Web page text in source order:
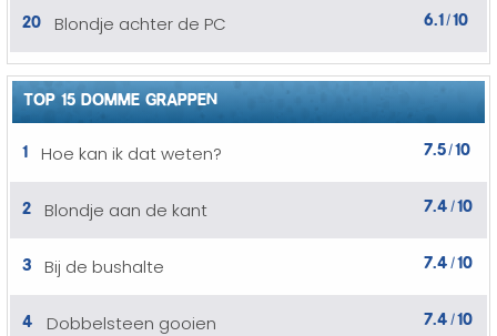
20 Blondje achter de PC 6.1/10
TOP 15 DOMME GRAPPEN
1
Hoe kan ik dat weten? 7.5/10
2 Blondje aan de kant 7.4 /10
3 Bij de bushalte 7.4 /10
4 Dobbelsteen gooien 7.4 /10